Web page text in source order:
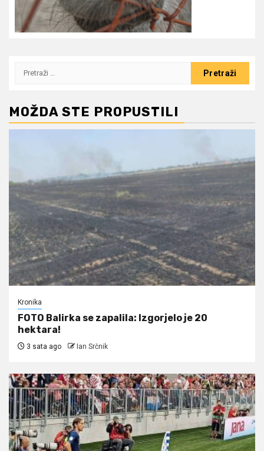
Pretraži:
MOŽDA STE PROPUSTILI
Kronika
FOTO Balirka se zapalila: Izgorjelo je 20
hektara!
3 sata ago Ian Srčnik